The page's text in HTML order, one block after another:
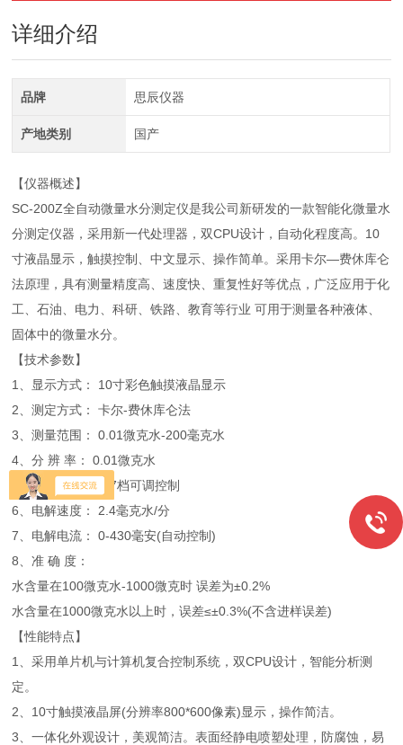
详细介绍
品牌 思辰仪器
产地类别 国产
【仪器概述】
SC-200Z全自动微量水分测定仪是我公司新研发的一款智能化微量水
分测定仪器，采用新一代处理器，双CPU设计，自动化程度高。10
寸液晶显示，触摸控制、中文显示、操作简单。采用卡尔—费休库仑
法原理，具有测量精度高、速度快、重复性好等优点，广泛应用于化
工、石油、电力、科研、铁路、教育等行业 可用于测量各种液体、
固体中的微量水分。
【技术参数】
1、显示方式： 10寸彩色触摸液晶显示
2、测定方式： 卡尔-费休库仑法
3、测量范围： 0.01微克水-200毫克水
4、分 辨 率： 0.01微克水
5、搅拌速度： 0-7档可调控制
6、电解速度： 2.4毫克水/分
7、电解电流： 0-430毫安(自动控制)
8、准 确 度：
水含量在100微克水-1000微克时 误差为±0.2%
水含量在1000微克水以上时，误差≤±0.3%(不含进样误差)
【性能特点】
1、采用单片机与计算机复合控制系统，双CPU设计，智能分析测
定。
2、10寸触摸液晶屏(分辨率800*600像素)显示，操作简洁。
3、一体化外观设计，美观简洁。表面经静电喷塑处理，防腐蚀，易